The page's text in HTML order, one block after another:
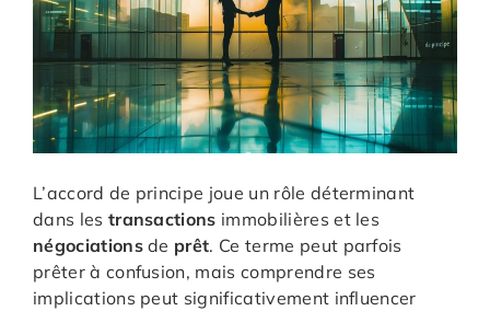
L’accord de principe joue un rôle déterminant
dans les transactions immobilières et les
négociationsde prêt. Ce terme peut parfois
prêter à confusion, mais comprendre ses
implications peut significativement influencer